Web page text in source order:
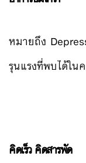
หมายถึง
รุนแรงที่พบได้ใน
คิดเร็ว คิดสารพัด